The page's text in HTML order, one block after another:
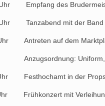
Brudermeisters auf
mit der Band „Die
Antreten auf dem
in der
Verleihung von